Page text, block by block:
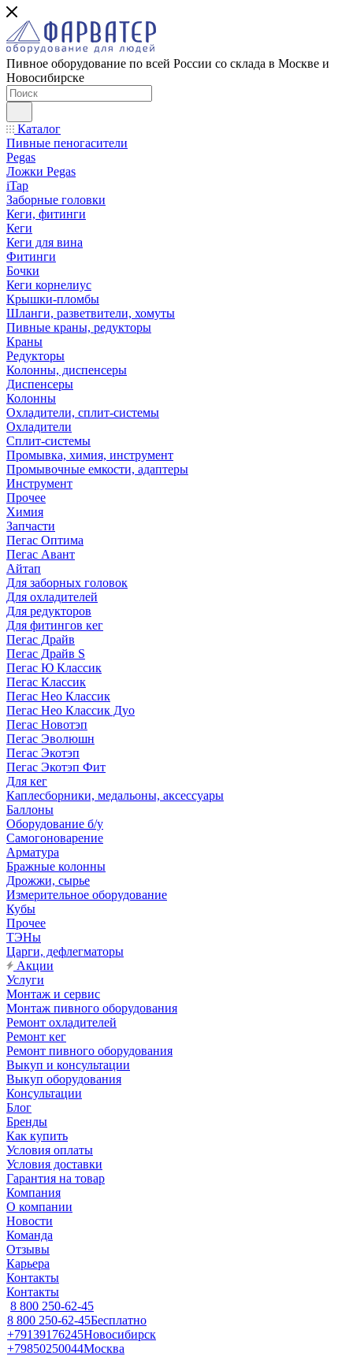
Пивное оборудование по всей России со склада в Москве и
Новосибирске
Каталог
Пивные пеногасители
Pegas
Ложки Pegas
iTap
Заборные головки
Кеги, фитинги
Кеги
Кеги для вина
Фитинги
Бочки
Кеги корнелиус
Крышки-пломбы
Шланги, разветвители, хомуты
Пивные краны, редукторы
Краны
Редукторы
Колонны, диспенсеры
Диспенсеры
Колонны
Охладители, сплит-системы
Охладители
Сплит-системы
Промывка, химия, инструмент
Промывочные емкости, адаптеры
Инструмент
Прочее
Химия
Запчасти
Пегас Оптима
Пегас Авант
Айтап
Для заборных головок
Для охладителей
Для редукторов
Для фитингов кег
Пегас Драйв
Пегас Драйв S
Пегас Ю Классик
Пегас Классик
Пегас Нео Классик
Пегас Нео Классик Дуо
Пегас Новотэп
Пегас Эволюшн
Пегас Экотэп
Пегас Экотэп Фит
Для кег
Каплесборники, медальоны, аксессуары
Баллоны
Оборудование б/у
Самогоноварение
Арматура
Бражные колонны
Дрожжи, сырье
Измерительное оборудование
Кубы
Прочее
ТЭНы
Царги, дефлегматоры
Акции
Услуги
Монтаж и сервис
Монтаж пивного оборудования
Ремонт охладителей
Ремонт кег
Ремонт пивного оборудования
Выкуп и консультации
Выкуп оборудования
Консультации
Блог
Бренды
Как купить
Условия оплаты
Условия доставки
Гарантия на товар
Компания
О компании
Новости
Команда
Отзывы
Карьера
Контакты
Контакты
8 800 250-62-45
8 800 250-62-45Бесплатно
+79139176245Новосибирск
+79850250044Москва